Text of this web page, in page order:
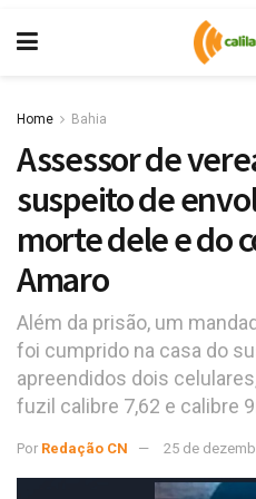
Home Bahia
Assessor de
suspeito de
morte dele e do
Amaro
Além da prisão, um
foi cumprido na casa do
apreendidos dois
fuzil calibre 7,62 e calibre
Por Redação CN 25 de